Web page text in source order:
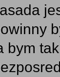
bym